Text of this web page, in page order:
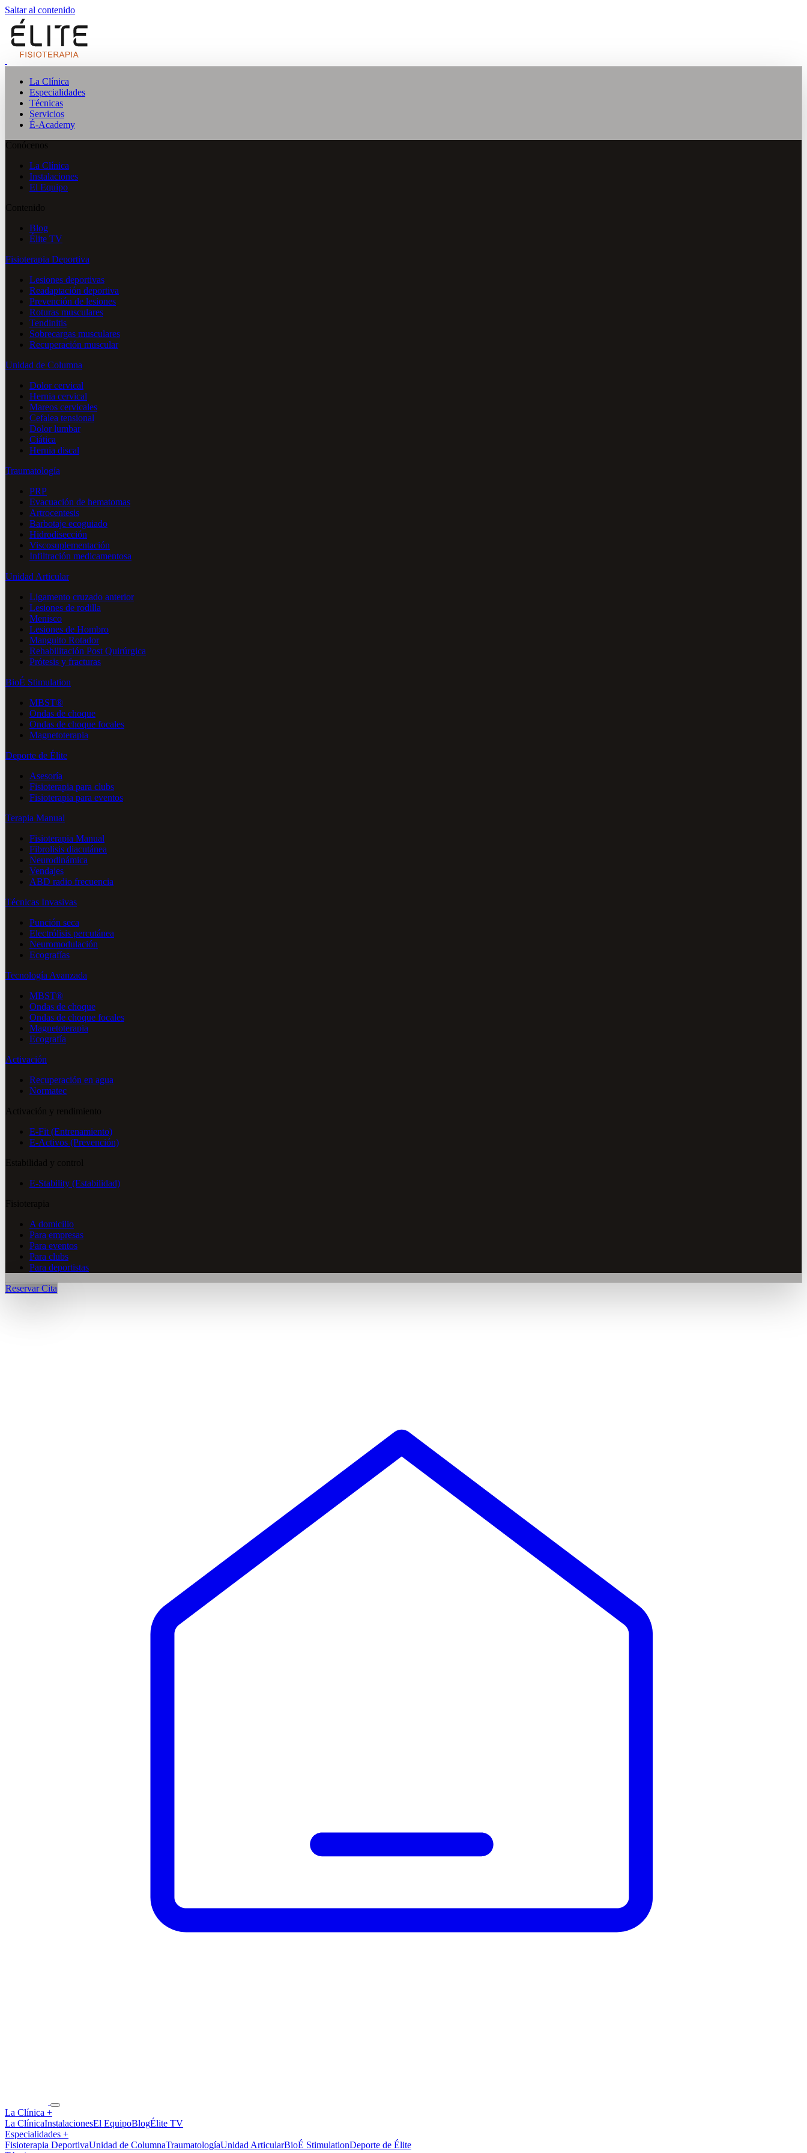
Saltar al contenido
La Clínica
Especialidades
Técnicas
Servicios
É-Academy
Conócenos
La Clínica
Instalaciones
El Equipo
Contenido
Blog
Élite TV
Fisioterapia Deportiva
Lesiones deportivas
Readaptación deportiva
Prevención de lesiones
Roturas musculares
Tendinitis
Sobrecargas musculares
Recuperación muscular
Unidad de Columna
Dolor cervical
Hernia cervical
Mareos cervicales
Cefalea tensional
Dolor lumbar
Ciática
Hernia discal
Traumatología
PRP
Evacuación de hematomas
Artrocentesis
Barbotaje ecoguiado
Hidrodisección
Viscosuplementación
Infiltración medicamentosa
Unidad Articular
Ligamento cruzado anterior
Lesiones de rodilla
Menisco
Lesiones de Hombro
Manguito Rotador
Rehabilitación Post Quirúrgica
Prótesis y fracturas
BioÉ Stimulation
MBST®
Ondas de choque
Ondas de choque focales
Magnetoterapia
Deporte de Élite
Asesoría
Fisioterapia para clubs
Fisioterapia para eventos
Terapia Manual
Fisioterapia Manual
Fibrolisis diacutánea
Neurodinámica
Vendajes
ABD radio frecuencia
Técnicas Invasivas
Punción seca
Electrólisis percutánea
Neuromodulación
Ecografías
Tecnología Avanzada
MBST®
Ondas de choque
Ondas de choque focales
Magnetoterapia
Ecografía
Activación
Recuperación en agua
Normatec
Activación y rendimiento
E-Fit (Entrenamiento)
E-Activos (Prevención)
Estabilidad y control
E-Stability (Estabilidad)
Fisioterapia
A domicilio
Para empresas
Para eventos
Para clubs
Para deportistas
Reservar Cita
La Clínica +
La ClínicaInstalacionesEl EquipoBlogÉlite TV
Especialidades +
Fisioterapia DeportivaUnidad de ColumnaTraumatologíaUnidad ArticularBioÉ StimulationDeporte de Élite